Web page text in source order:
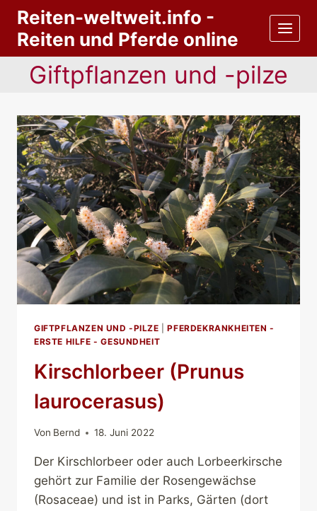
Zum
Inhalt
springen
Reiten-weltweit.info -
Reiten und Pferde online
Giftpflanzen und -pilze
GIFTPFLANZEN UND -PILZE |PFERDEKRANKHEITEN -
ERSTE HILFE - GESUNDHEIT
Kirschlorbeer (Prunus
laurocerasus)
Von Bernd 18. Juni 2022
Der Kirschlorbeer oder auch Lorbeerkirsche
gehört zur Familie der Rosengewächse
(Rosaceae) und ist in Parks, Gärten (dort